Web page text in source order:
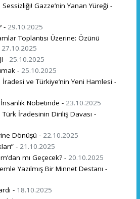
Gazze’nin Yanan Yüreği -
- 29.10.2025
Toplantısı Üzerine: Özünü
27.10.2025
- 25.10.2025
- 25.10.2025
İradesi ve Türkiye’nin Yeni Hamlesi -
Nöbetinde - 23.10.2025
Türk İradesinin Diriliş Davası -
Dönüşü - 22.10.2025
- 21.10.2025
mı Geçecek? - 20.10.2025
Yazılmış Bir Minnet Destanı -
- 18.10.2025